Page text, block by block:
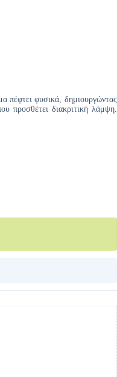
πέφτει φυσικά, δημιουργώντας
προσθέτει διακριτική λάμψη.